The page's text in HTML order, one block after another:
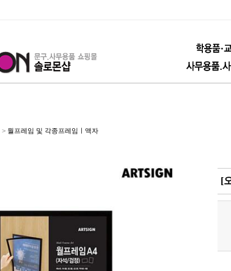
> 월프레임 및 각종프레임ㅣ액자
[